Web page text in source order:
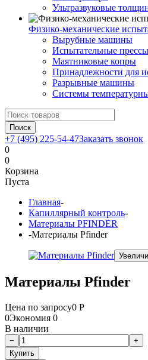
Ультразвуковые
Физико-механические
Вырубные машины
Испытательные прессы
Маятниковые копры
Принадлежности для
Разрывные машины
Системы
Поиск
+7 (495) 225-54-47Заказать звонок
0
0
Корзина
Пуста
Главная-
Капиллярный контроль-
Материалы PFINDER
-Материалы Pfinder
Материалы Pfinder
Цена по запросу0 Р
0Экономия 0
В наличии